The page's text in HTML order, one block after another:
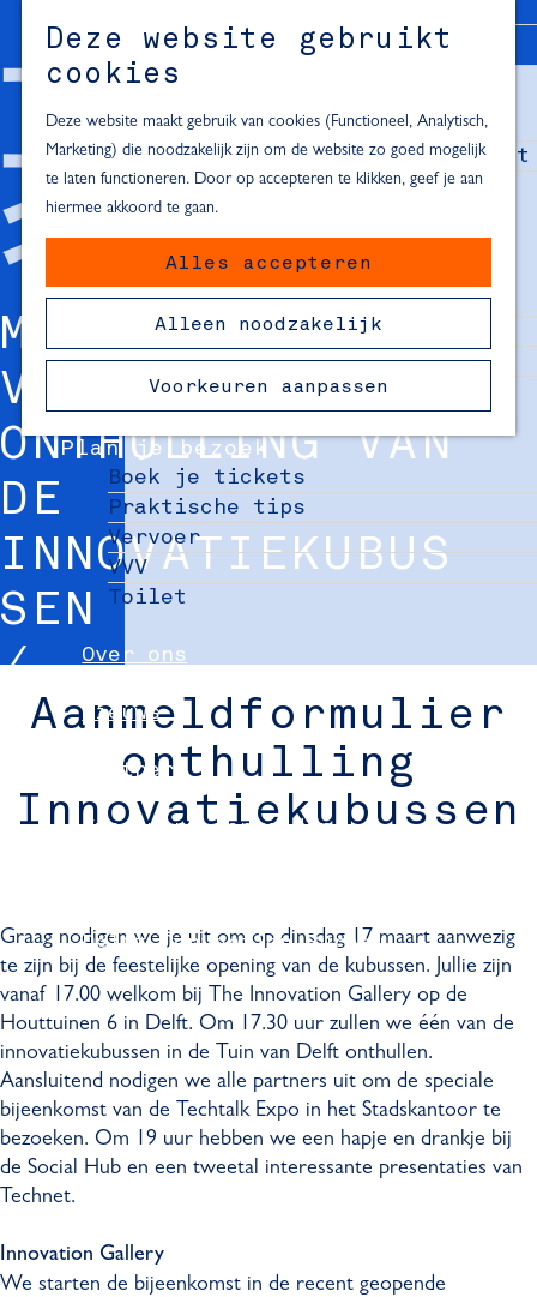
Deze website gebruikt
cookies
Deze website maakt gebruik van cookies (Functioneel, Analytisch,
Marketing) die noodzakelijk zijn om de website zo goed mogelijk
te laten functioneren. Door op accepteren te klikken, geef je aan
hiermee akkoord te gaan.
Alles accepteren
Alleen noodzakelijk
Voorkeuren aanpassen
M
e
n
u
Inspiratie voor een dagje Delft
Dagje naar het strand
Fietsen in de omgeving van Delft
Must-see attracties in de buurt
van Delft
Blijven slapen
24 uur in Delft
48 uur in Delft
72 uur in Delft
Overnachtingslocaties in Delft
Plan je bezoek
Boek je tickets
Praktische tips
Vervoer
VVV
Toilet
Over ons
Nieuws
Partners
Evenement aanmelden
Delft Convention Bureau
MELD JE AAN
VOOR DE
ONTHULLING VAN
DE
INNOVATIEKUBUS
SEN
Aanmeldformulier
onthulling
Innovatiekubussen
Graag nodigen we je uit om op dinsdag 17 maart aanwezig
te zijn bij de feestelijke opening van de kubussen. Jullie zijn
vanaf 17.00 welkom bij The Innovation Gallery op de
Houttuinen 6 in Delft. Om 17.30 uur zullen we één van de
innovatiekubussen in de Tuin van Delft onthullen.
Aansluitend nodigen we alle partners uit om de speciale
bijeenkomst van de Techtalk Expo in het Stadskantoor te
bezoeken. Om 19 uur hebben we een hapje en drankje bij
de Social Hub en een tweetal interessante presentaties van
Technet.
Innovation Gallery
We starten de bijeenkomst in de recent geopende